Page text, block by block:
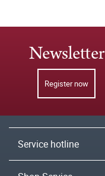
Newsletter
Register now
Service hotline